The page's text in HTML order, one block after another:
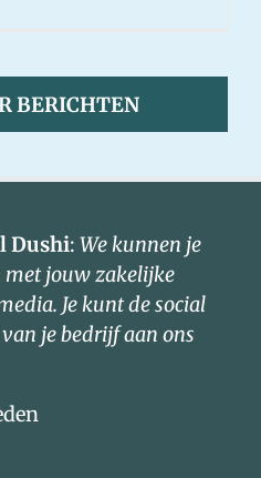
BERICHTEN
Dushi: We kunnen je
met jouw zakelijke
Je kunt de social
je bedrijf aan ons